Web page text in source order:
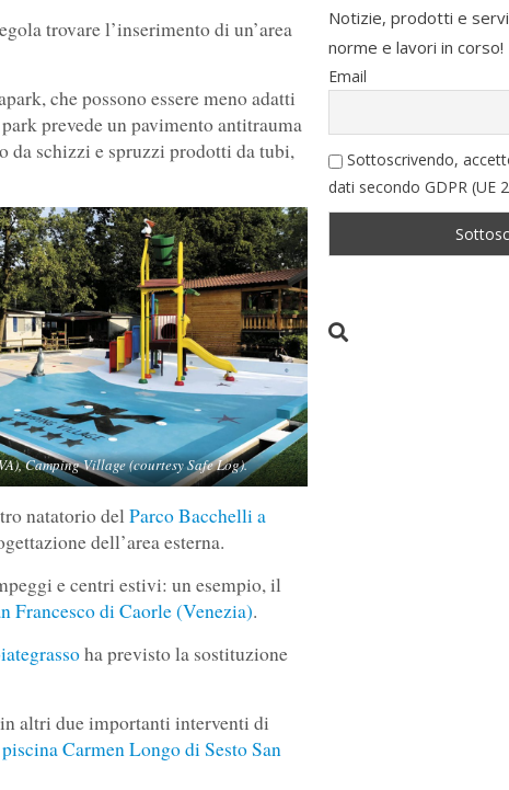
trovare l’inserimento di un’area
che possono essere meno adatti
prevede un pavimento antitrauma
da schizzi e spruzzi prodotti da tubi,
Camping Village (courtesy Safe Log).
natatorio del Parco Bacchelli a
dell’area esterna.
e centri estivi: un esempio, il
Francesco di Caorle (Venezia).
ha previsto la sostituzione
altri due importanti interventi di
piscina Carmen Longo di Sesto San
Notizie, prodotti e
norme e lavori in corso!
Email
Sottoscrivendo,
dati secondo GDPR (UE